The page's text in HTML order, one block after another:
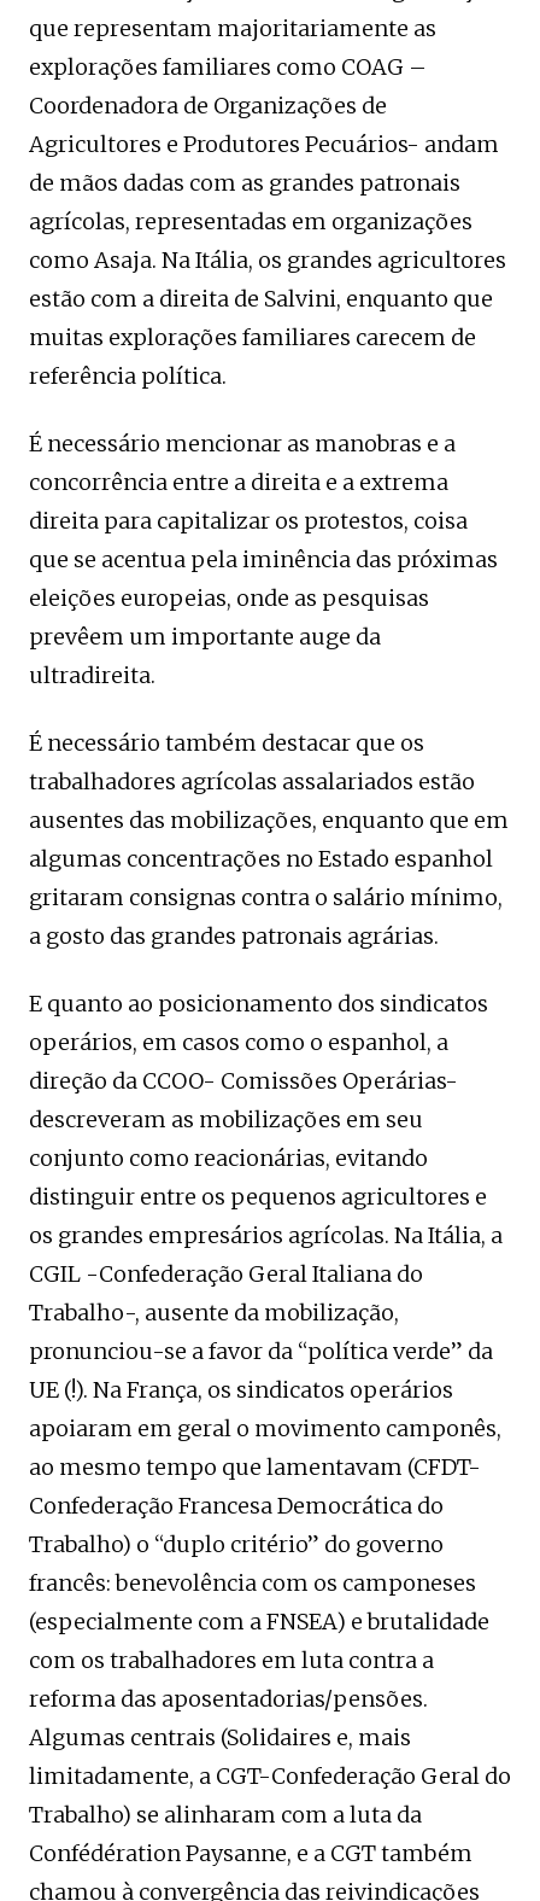
que representam majoritariamente as
explorações familiares como COAG –
Coordenadora de Organizações de
Agricultores e Produtores Pecuários- andam
de mãos dadas com as grandes patronais
agrícolas, representadas em organizações
como Asaja. Na Itália, os grandes agricultores
estão com a direita de Salvini, enquanto que
muitas explorações familiares carecem de
referência política.
É necessário mencionar as manobras e a
concorrência entre a direita e a extrema
direita para capitalizar os protestos, coisa
que se acentua pela iminência das próximas
eleições europeias, onde as pesquisas
prevêem um importante auge da
ultradireita.
É necessário também destacar que os
trabalhadores agrícolas assalariados estão
ausentes das mobilizações, enquanto que em
algumas concentrações no Estado espanhol
gritaram consignas contra o salário mínimo,
a gosto das grandes patronais agrárias.
E quanto ao posicionamento dos sindicatos
operários, em casos como o espanhol, a
direção da CCOO- Comissões Operárias-
descreveram as mobilizações em seu
conjunto como reacionárias, evitando
distinguir entre os pequenos agricultores e
os grandes empresários agrícolas. Na Itália, a
CGIL -Confederação Geral Italiana do
Trabalho-, ausente da mobilização,
pronunciou-se a favor da “política verde” da
UE (!). Na França, os sindicatos operários
apoiaram em geral o movimento camponês,
ao mesmo tempo que lamentavam (CFDT-
Confederação Francesa Democrática do
Trabalho) o “duplo critério” do governo
francês: benevolência com os camponeses
(especialmente com a FNSEA) e brutalidade
com os trabalhadores em luta contra a
reforma das aposentadorias/pensões.
Algumas centrais (Solidaires e, mais
limitadamente, a CGT-Confederação Geral do
Trabalho) se alinharam com a luta da
Confédération Paysanne, e a CGT também
chamou à convergência das reivindicações